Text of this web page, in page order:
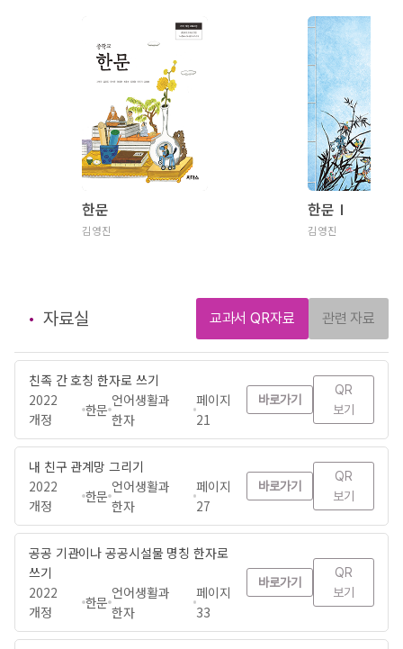
한문
김영진
한문Ⅰ
김영진
자료실 교과서 QR자료 관련 자료
친족 간 호칭 한자로 쓰기
2022
개정
한문
언어생활과
한자
페이지
21
바로가기
QR
보기
내 친구 관계망 그리기
2022
개정
한문
언어생활과
한자
페이지
27
바로가기
QR
보기
공공 기관이나 공공시설물 명칭 한자로
쓰기
2022
개정
한문
언어생활과
한자
페이지
33
바로가기
QR
보기